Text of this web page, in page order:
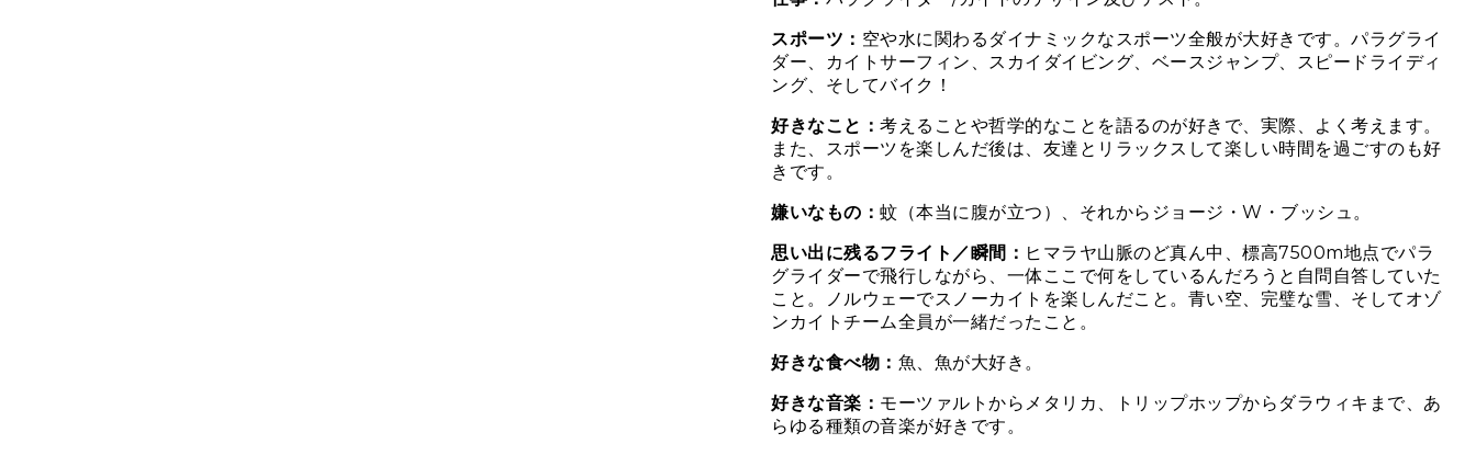
スポーツ： 空や水に関わるダイナミックなスポーツ全般が大好きです。パラグライ
ダー、カイトサーフィン、スカイダイビング、​​ベースジャンプ、スピードライディ
ング、そしてバイク！
好きなこと： 考えることや哲学的なことを語るのが好きで、実際、よく考えます。
また、スポーツを楽しんだ後は、友達とリラックスして楽しい時間を過ごすのも好
きです。
嫌いなもの： 蚊（本当に腹が立つ）、それからジョージ・W・ブッシュ。
思い出に残るフライト／瞬間： ヒマラヤ山脈のど真ん中、標高7500m地点でパラ
グライダーで飛行しながら、一体ここで何をしているんだろうと自問自答していた
こと。ノルウェーでスノーカイトを楽しんだこと。青い空、完璧な雪、そしてオゾ
ンカイトチーム全員が一緒だったこと。
好きな食べ物： 魚、魚が大好き。
好きな音楽： モーツァルトからメタリカ、トリップホップからダラウィキまで、あ
らゆる種類の音楽が好きです。